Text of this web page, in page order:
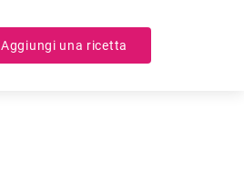
Aggiungi una ricetta